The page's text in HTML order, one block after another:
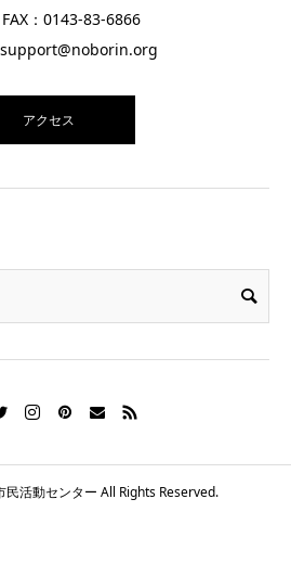
：0143-83-6866
アクセス
活動センター All Rights Reserved.